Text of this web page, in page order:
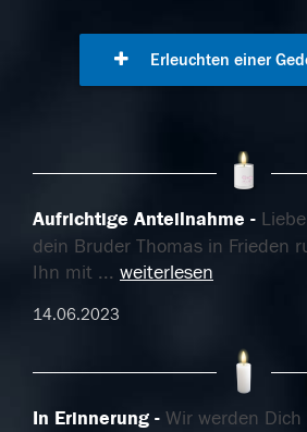
Erleuchten einer
Aufrichtige Anteilnahme
dein Bruder Thomas in Frieden
Ihn mit ... weiterlesen
14.06.2023
In Erinnerung
Wir werden